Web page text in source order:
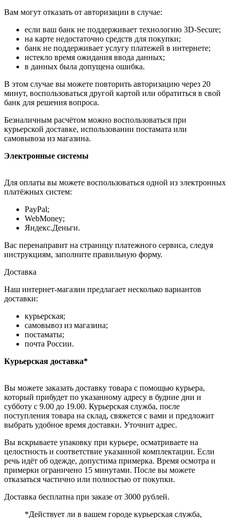
Вам могут отказать от авторизации в случае:
если ваш банк не поддерживает технологию 3D-Secure;
на карте недостаточно средств для покупки;
банк не поддерживает услугу платежей в интернете;
истекло время ожидания ввода данных;
в данных была допущена ошибка.
В этом случае вы можете повторить авторизацию через 20
минут, воспользоваться другой картой или обратиться в свой
банк для решения вопроса.
Безналичным расчётом можно воспользоваться при
курьерской доставке, использовании постамата или
самовывоза из магазина.
Электронные системы
Для оплаты вы можете воспользоваться одной из электронных
платёжных систем:
PayPal;
WebMoney;
Яндекс.Деньги.
Вас перенаправит на страницу платежного сервиса, следуя
инструкциям, заполните правильную форму.
Доставка
Наш интернет-магазин предлагает несколько вариантов
доставки:
курьерская;
самовывоз из магазина;
постаматы;
почта России.
Курьерская доставка*
Вы можете заказать доставку товара с помощью курьера,
который прибудет по указанному адресу в будние дни и
субботу с 9.00 до 19.00. Курьерская служба, после
поступления товара на склад, свяжется с вами и предложит
выбрать удобное время доставки. Уточнит адрес.
Вы вскрываете упаковку при курьере, осматриваете на
целостность и соответствие указанной комплектации. Если
речь идёт об одежде, допустима примерка. Время осмотра и
примерки ограничено 15 минутами. После вы можете
отказаться частично или полностью от покупки.
Доставка бесплатна при заказе от 3000 рублей.
*Действует ли в вашем городе курьерская служба,